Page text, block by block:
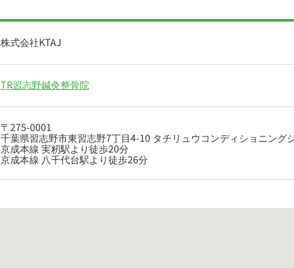
株式会社KTAJ
TR習志野鍼灸整骨院
〒275-0001
千葉県習志野市東習志野7丁目4-10 タチリュウコンディショニング
京成本線 実籾駅より徒歩20分
京成本線 八千代台駅より徒歩26分